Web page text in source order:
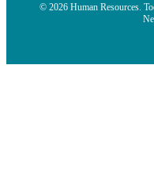
© 2026 Human Resources.